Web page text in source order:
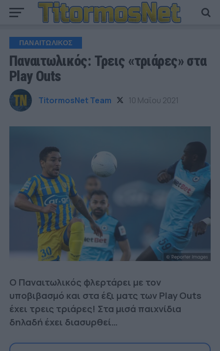
ΠΑΝΑΙΤΩΛΙΚΟΣ
Παναιτωλικός: Τρεις «τριάρες» στα
Play Outs
TitormosNet Team 10 Μαΐου 2021
Ο Παναιτωλικός φλερτάρει με τον
υποβιβασμό και στα έξι ματς των Play Outs
έχει τρεις τριάρες! Στα μισά παιχνίδια
δηλαδή έχει διασυρθεί…